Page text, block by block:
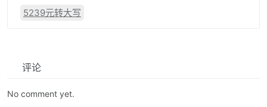
5239元转大写
评论
No comment yet.